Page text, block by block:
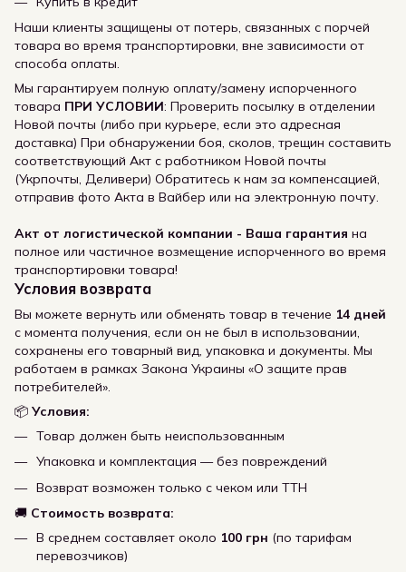
Наши клиенты защищены от потерь, связанных с порчей
товара во время транспортировки, вне зависимости от
способа оплаты.
Мы гарантируем полную оплату/замену испорченного
товара ПРИ УСЛОВИИ: Проверить посылку в отделении
Новой почты (либо при курьере, если это адресная
доставка) При обнаружении боя, сколов, трещин составить
соответствующий Акт с работником Новой почты
(Укрпочты, Деливери) Обратитесь к нам за компенсацией,
отправив фото Акта в Вайбер или на электронную почту.
Акт от логистической компании - Ваша гарантия на
полное или частичное возмещение испорченного во время
транспортировки товара!
Условия возврата
Вы можете вернуть или обменять товар в течение 14 дней
с момента получения, если он не был в использовании,
сохранены его товарный вид, упаковка и документы. Мы
работаем в рамках Закона Украины «О защите прав
потребителей».
📦 Условия:
Товар должен быть неиспользованным
Упаковка и комплектация — без повреждений
Возврат возможен только с чеком или ТТН
🚚 Стоимость возврата:
В среднем составляет около 100 грн (по тарифам
перевозчиков)